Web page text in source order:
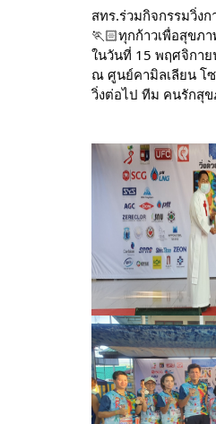
สทร.ร่วมกิจกรรมวิ่ง
🏃🏻ทุกก้าวเพื่อสุขภา
ในวันที่ 15 พฤศจิกาย
ณ ศูนย์คามิลเลียน โซ
วิ่งต่อไป ทีม คนรักสุข